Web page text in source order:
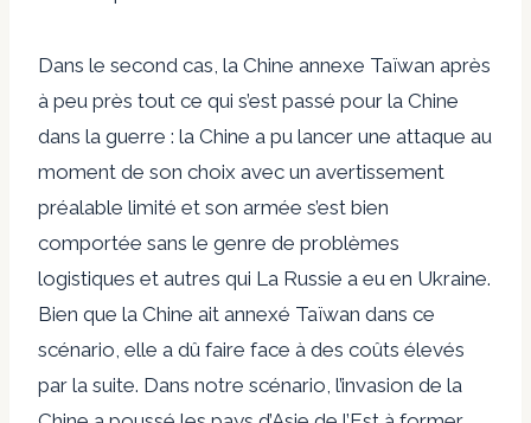
Dans le second cas, la Chine annexe Taïwan après
à peu près tout ce qui s’est passé pour la Chine
dans la guerre : la Chine a pu lancer une attaque au
moment de son choix avec un avertissement
préalable limité et son armée s’est bien
comportée sans le genre de problèmes
logistiques et autres qui La Russie a eu en Ukraine.
Bien que la Chine ait annexé Taïwan dans ce
scénario, elle a dû faire face à des coûts élevés
par la suite. Dans notre scénario, l’invasion de la